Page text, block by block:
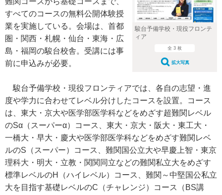
駿台予備学校・現役フロンテ
ィア
全 3 枚
拡大写真
すべてのコースの無料公開体験授
業を実施している。会場は、首都
圏・関西・札幌・仙台・東海・広
島・福岡の駿台校舎。受講には事
前に申込みが必要。
駿台予備学校・現役フロンティアでは、各自の志望・進
度や学力に合わせてレベル分けしたコースを設置。コース
は、東大・京大や医学部医学科などをめざす超難関レベル
のSα（スーパーα）コース、東大・京大・阪大・東工大・
一橋大・早大・慶大や医学部医学科などをめざす難関レベ
ルのS（スーパー）コース、難関国公立大や早慶上智・東京
理科大・明大・立教・関関同立などの難関私立大をめざす
標準レベルのH（ハイレベル）コース、難関～中堅国公私立
大を目指す基礎レベルのC（チャレンジ）コース（BS講